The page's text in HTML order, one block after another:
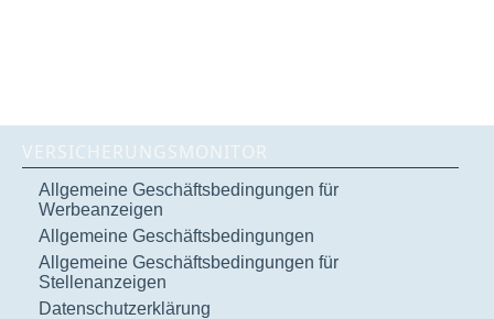
VERSICHERUNGSMONITOR
Allgemeine Geschäftsbedingungen für
Werbeanzeigen
Allgemeine Geschäftsbedingungen
Allgemeine Geschäftsbedingungen für
Stellenanzeigen
Datenschutzerklärung